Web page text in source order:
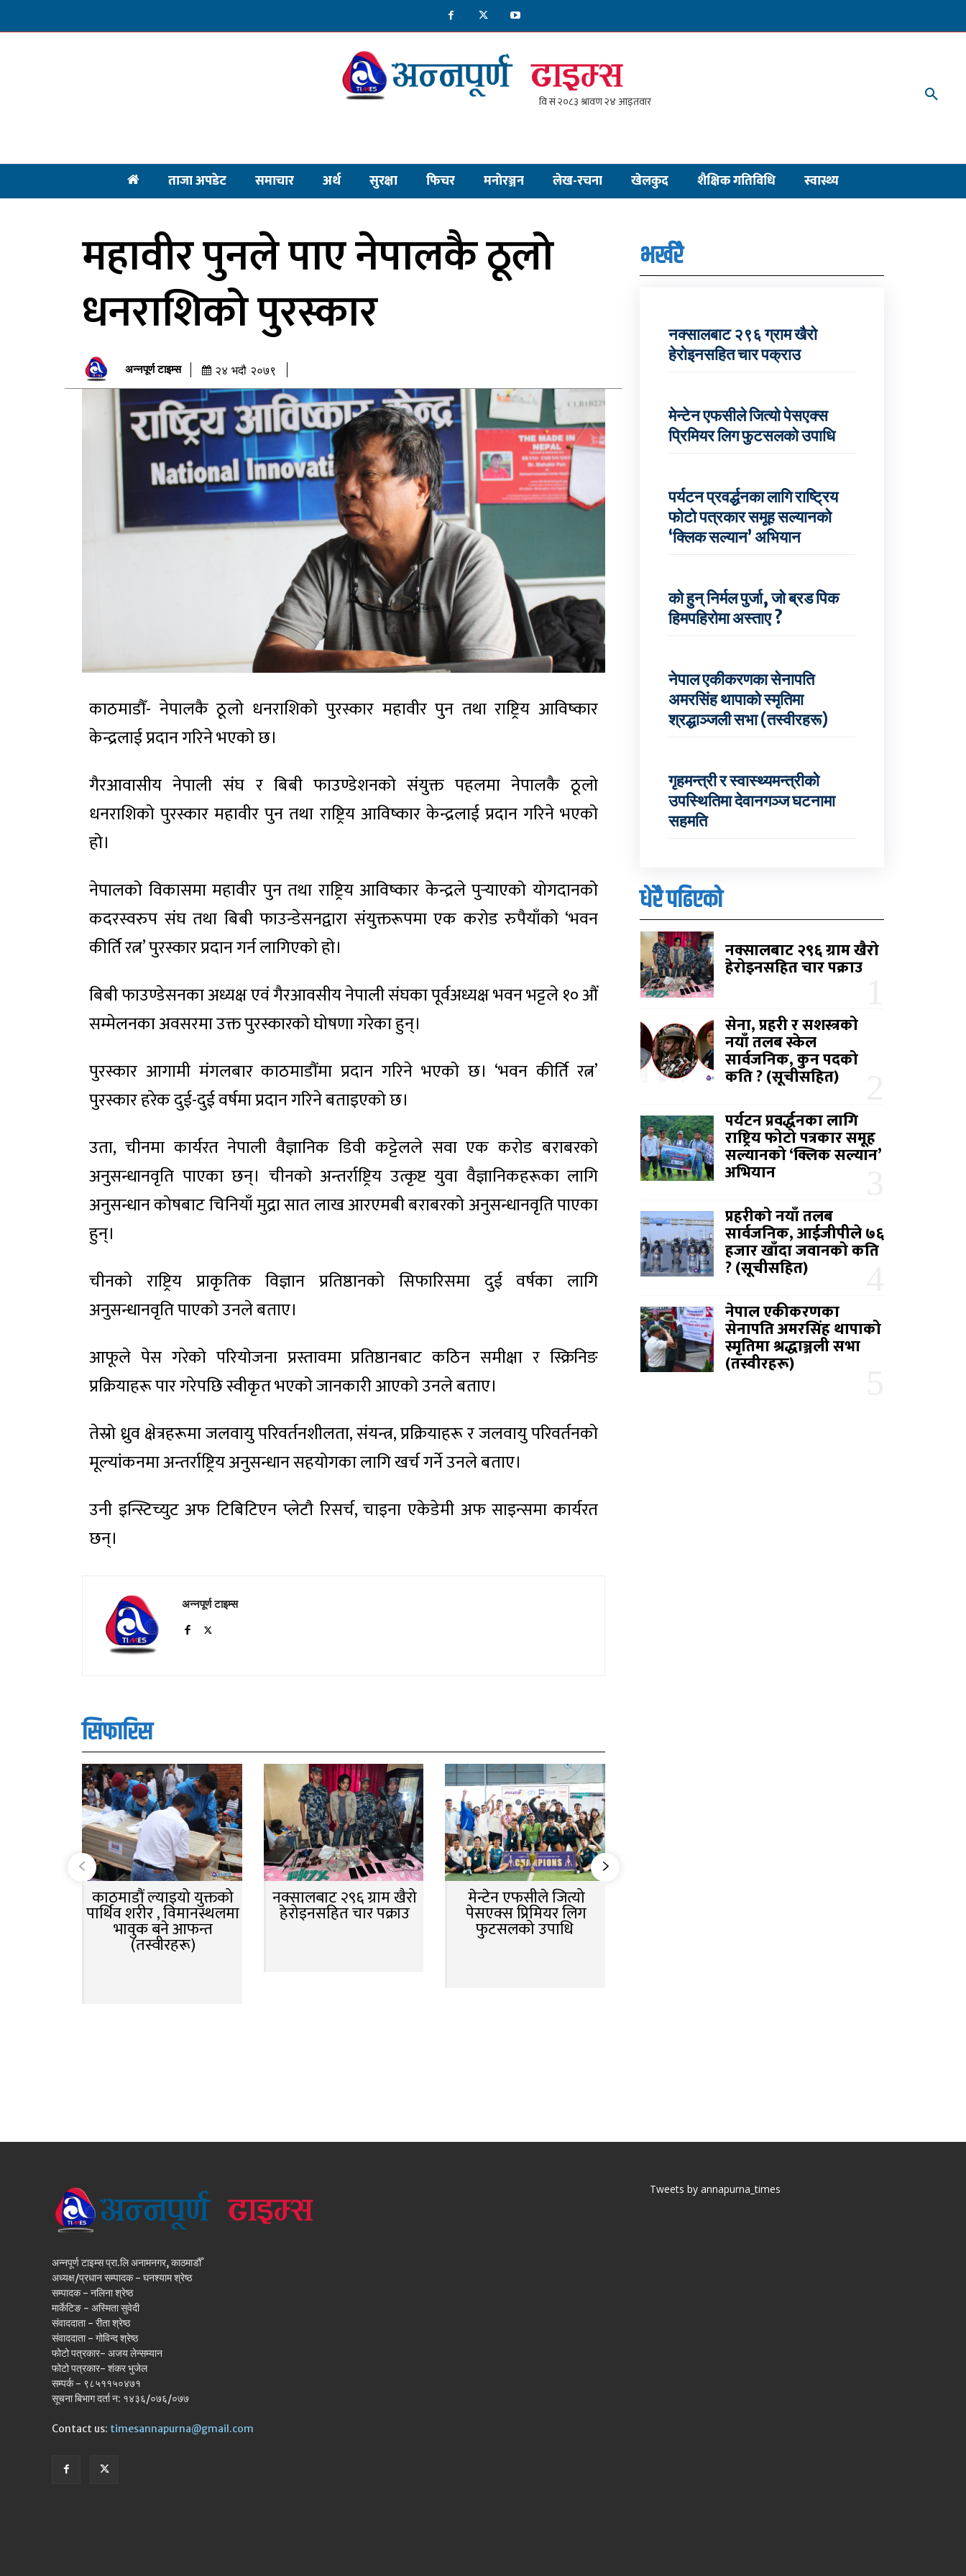
ताजा अपडेट समाचार अर्थ सुरक्षा फिचर मनाेरञ्जन लेख-रचना खेलकुद शैक्षिक गतिविधि स्वास्थ्य
महावीर पुनले पाए नेपालकै ठूलो
धनराशिको पुरस्कार
अन्नपूर्ण टाइम्स २४ भदौ २०७९
काठमाडौँ- नेपालकै ठूलो धनराशिको पुरस्कार महावीर पुन तथा राष्ट्रिय आविष्कार
केन्द्रलाई प्रदान गरिने भएको छ।
गैरआवासीय नेपाली संघ र बिबी फाउण्डेशनको संयुक्त पहलमा नेपालकै ठूलो
धनराशिको पुरस्कार महावीर पुन तथा राष्ट्रिय आविष्कार केन्द्रलाई प्रदान गरिने भएको
हो।
नेपालको विकासमा महावीर पुन तथा राष्ट्रिय आविष्कार केन्द्रले पुर्‍याएको योगदानको
कदरस्वरुप संघ तथा बिबी फाउन्डेसनद्वारा संयुक्तरूपमा एक करोड रुपैयाँको ‘भवन
कीर्ति रत्न’ पुरस्कार प्रदान गर्न लागिएको हो।
बिबी फाउण्डेसनका अध्यक्ष एवं गैरआवसीय नेपाली संघका पूर्वअध्यक्ष भवन भट्टले १० औं
सम्मेलनका अवसरमा उक्त पुरस्कारको घोषणा गरेका हुन्।
पुरस्कार आगामी मंगलबार काठमाडौंमा प्रदान गरिने भएको छ। ‘भवन कीर्ति रत्न’
पुरस्कार हरेक दुई-दुई वर्षमा प्रदान गरिने बताइएको छ।
उता, चीनमा कार्यरत नेपाली वैज्ञानिक डिवी कट्टेलले सवा एक करोड बराबरको
अनुसन्धानवृति पाएका छन्। चीनको अन्तर्राष्ट्रिय उत्कृष्ट युवा वैज्ञानिकहरूका लागि
अनुसन्धान कोषबाट चिनियाँ मुद्रा सात लाख आरएमबी बराबरको अनुसन्धानवृति पाएका
हुन्।
चीनको राष्ट्रिय प्राकृतिक विज्ञान प्रतिष्ठानको सिफारिसमा दुई वर्षका लागि
अनुसन्धानवृति पाएको उनले बताए।
आफूले पेस गरेको परियोजना प्रस्तावमा प्रतिष्ठानबाट कठिन समीक्षा र स्क्रिनिङ
प्रक्रियाहरू पार गरेपछि स्वीकृत भएको जानकारी आएको उनले बताए।
तेस्रो ध्रुव क्षेत्रहरूमा जलवायु परिवर्तनशीलता, संयन्त्र, प्रक्रियाहरू र जलवायु परिवर्तनको
मूल्यांकनमा अन्तर्राष्ट्रिय अनुसन्धान सहयोगका लागि खर्च गर्ने उनले बताए।
उनी इन्स्टिच्युट अफ टिबिटिएन प्लेटौ रिसर्च, चाइना एकेडेमी अफ साइन्समा कार्यरत
छन्।
अन्नपूर्ण टाइम्स
सिफारिस
काठमाडौं ल्याइयो युक्तको
पार्थिव शरीर , विमानस्थलमा
भावुक बने आफन्त
(तस्वीरहरू)
नक्सालबाट २९६ ग्राम खैरो
हेरोइनसहित चार पक्राउ
मेन्टेन एफसीले जित्यो
पेसएक्स प्रिमियर लिग
फुटसलको उपाधि
भर्खरै
नक्सालबाट २९६ ग्राम खैरो
हेरोइनसहित चार पक्राउ
मेन्टेन एफसीले जित्यो पेसएक्स
प्रिमियर लिग फुटसलको उपाधि
पर्यटन प्रवर्द्धनका लागि राष्ट्रिय
फोटो पत्रकार समूह सल्यानको
‘क्लिक सल्यान’ अभियान
को हुन् निर्मल पुर्जा, जो ब्रड पिक
हिमपहिरोमा अस्ताए ?
नेपाल एकीकरणका सेनापति
अमरसिंह थापाको स्मृतिमा
श्रद्धाञ्जली सभा (तस्वीरहरू)
गृहमन्त्री र स्वास्थ्यमन्त्रीको
उपस्थितिमा देवानगञ्ज घटनामा
सहमति
धेरै पढिएको
नक्सालबाट २९६ ग्राम खैरो
हेरोइनसहित चार पक्राउ
सेना, प्रहरी र सशस्त्रको
नयाँ तलब स्केल
सार्वजनिक, कुन पदको
कति ? (सूचीसहित)
पर्यटन प्रवर्द्धनका लागि
राष्ट्रिय फोटो पत्रकार समूह
सल्यानको ‘क्लिक सल्यान’
अभियान
प्रहरीको नयाँ तलब
सार्वजनिक, आईजीपीले ७६
हजार खाँदा जवानको कति
? (सूचीसहित)
नेपाल एकीकरणका
सेनापति अमरसिंह थापाको
स्मृतिमा श्रद्धाञ्जली सभा
(तस्वीरहरू)
अन्नपूर्ण टाइम्स प्रा.लि अनामनगर, काठमाडौँ
अध्यक्ष/प्रधान सम्पादक - घनश्याम श्रेष्ठ
सम्पादक - नलिना श्रेष्ठ
मार्केटिङ - अस्मिता सुवेदी
संवाददाता - रीता श्रेष्ठ
संवाददाता - गोविन्द श्रेष्ठ
फोटो पत्रकार- अजय लेन्सम्यान
फोटो पत्रकार- शंकर भुजेल
सम्पर्क - ९८५११५०४७१
सूचना बिभाग दर्ता न: १४३६/०७६/०७७
Contact us: timesannapurna@gmail.com
Tweets by annapurna_times